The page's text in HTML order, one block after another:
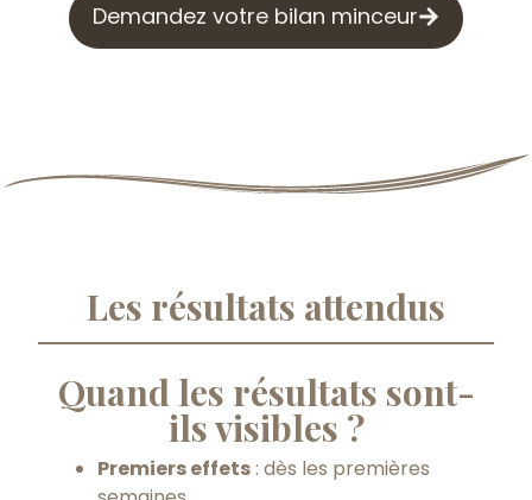
Demandez votre bilan minceur
Les résultats attendus
Quand les résultats sont-
ils visibles ?
Premiers effets: dès les premières